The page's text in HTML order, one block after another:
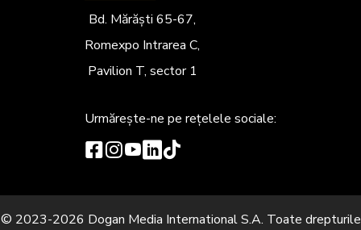
Bd. Mărăști 65-67,
Romexpo Intrarea C,
Pavilion T, sector 1
Urmărește-ne pe rețelele sociale:
© 2023-2026 Dogan Media International S.A. Toate drepturile